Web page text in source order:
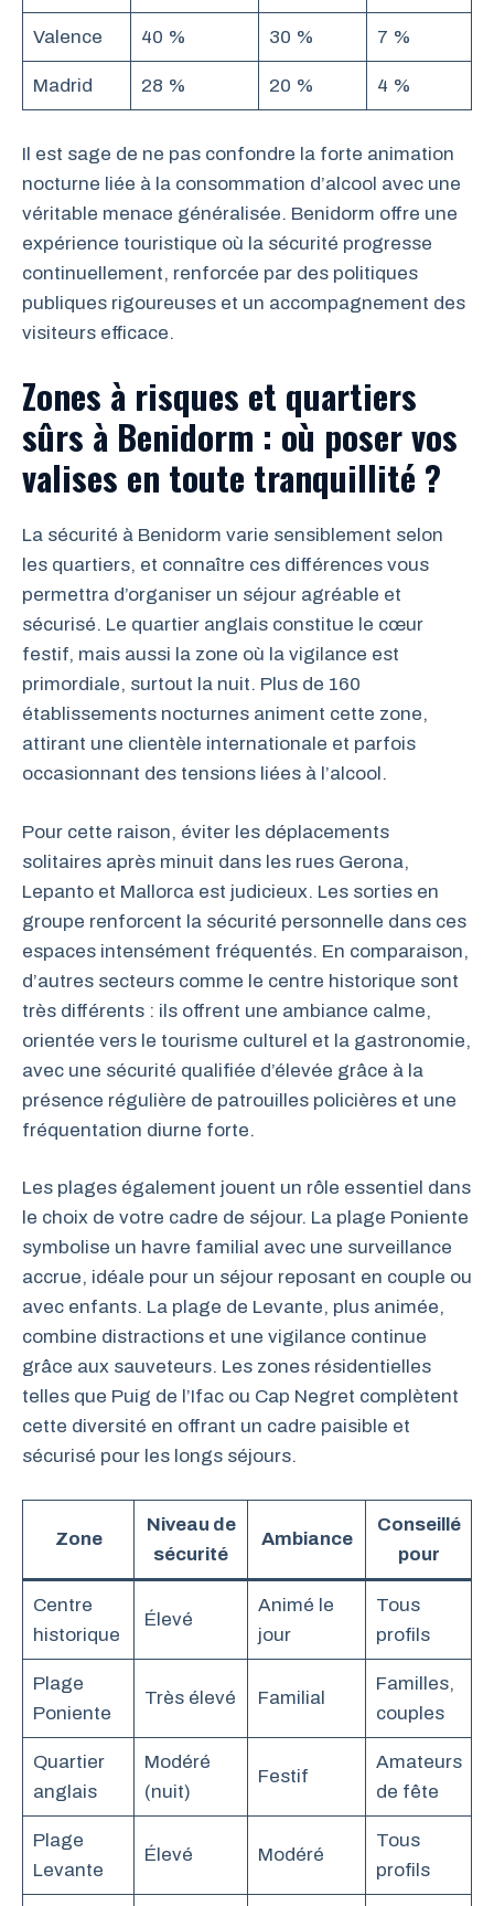
Valence 40 % 30 % 7 %
Madrid 28 % 20 % 4 %
Il est sage de ne pas confondre la forte animation
nocturne liée à la consommation d’alcool avec une
véritable menace généralisée. Benidorm offre une
expérience touristique où la sécurité progresse
continuellement, renforcée par des politiques
publiques rigoureuses et un accompagnement des
visiteurs efficace.
Zones à risques et quartiers
sûrs à Benidorm : où poser vos
valises en toute tranquillité ?
La sécurité à Benidorm varie sensiblement selon
les quartiers, et connaître ces différences vous
permettra d’organiser un séjour agréable et
sécurisé. Le quartier anglais constitue le cœur
festif, mais aussi la zone où la vigilance est
primordiale, surtout la nuit. Plus de 160
établissements nocturnes animent cette zone,
attirant une clientèle internationale et parfois
occasionnant des tensions liées à l’alcool.
Pour cette raison, éviter les déplacements
solitaires après minuit dans les rues Gerona,
Lepanto et Mallorca est judicieux. Les sorties en
groupe renforcent la sécurité personnelle dans ces
espaces intensément fréquentés. En comparaison,
d’autres secteurs comme le centre historique sont
très différents : ils offrent une ambiance calme,
orientée vers le tourisme culturel et la gastronomie,
avec une sécurité qualifiée d’élevée grâce à la
présence régulière de patrouilles policières et une
fréquentation diurne forte.
Les plages également jouent un rôle essentiel dans
le choix de votre cadre de séjour. La plage Poniente
symbolise un havre familial avec une surveillance
accrue, idéale pour un séjour reposant en couple ou
avec enfants. La plage de Levante, plus animée,
combine distractions et une vigilance continue
grâce aux sauveteurs. Les zones résidentielles
telles que Puig de l’Ifac ou Cap Negret complètent
cette diversité en offrant un cadre paisible et
sécurisé pour les longs séjours.
Zone
Niveau de
sécurité
Ambiance
Conseillé
pour
Centre
historique
Élevé
Animé le
jour
Tous
profils
Plage
Poniente
Très élevé Familial
Familles,
couples
Quartier
anglais
Modéré
(nuit)
Festif
Amateurs
de fête
Plage
Levante
Élevé Modéré
Tous
profils